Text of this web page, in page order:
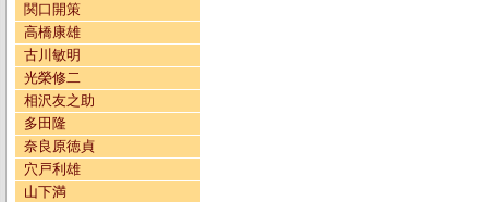
関口開策
高橋康雄
古川敏明
光榮修二
相沢友之助
多田隆
奈良原徳貞
穴戸利雄
山下満